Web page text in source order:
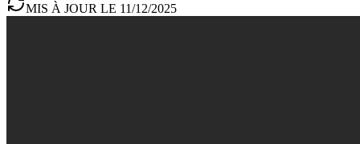
MIS À JOUR LE 11/12/2025